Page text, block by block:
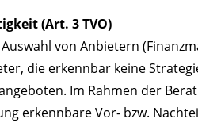
(Art. 3 TVO)
von Anbietern
die erkennbar keine
Im Rahmen der
erkennbare Vor- bzw.